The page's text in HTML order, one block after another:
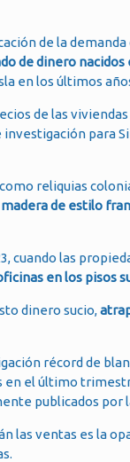
de la
de dinero
en los últimos
de las
para
reliquias
de estilo
cuando las
en los pisos
dinero sucio,
récord de
en el último
publicados por
las ventas es la